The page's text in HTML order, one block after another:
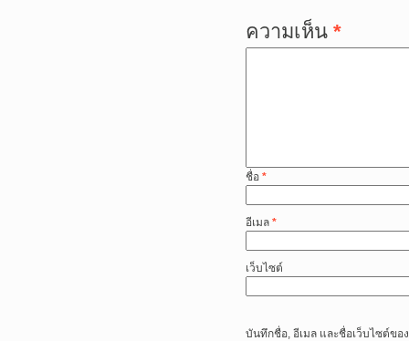
ความเห็น *
ชื่อ *
อีเมล *
เว็บไซต์
บันทึกชื่อ, อีเมล และชื่อเว็บไซต์ขอ